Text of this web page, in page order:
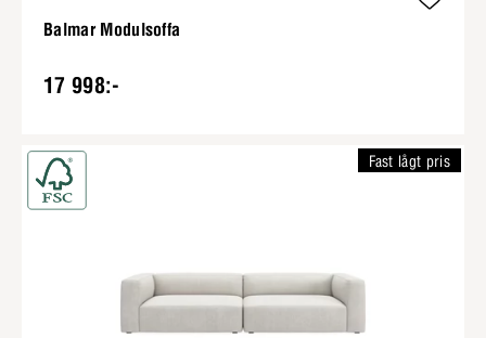
Balmar Modulsoffa
17 998:-
Fast lågt pris